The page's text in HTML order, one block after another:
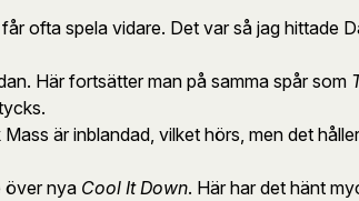
ofta spela vidare. Det var så jag hittade
Här fortsätter man på samma spår som
är inblandad, vilket hörs, men det
över nya Cool It Down. Här har det hänt